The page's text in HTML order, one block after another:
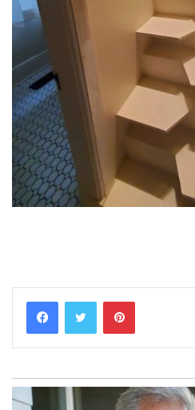
Pinterest